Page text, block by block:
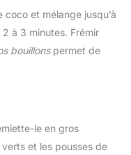
et mélange jusqu’à
à 3 minutes. Frémir
bouillonspermet de
le en gros
et les pousses de